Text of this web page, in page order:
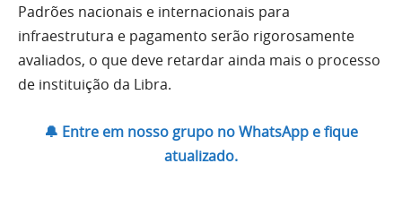
Padrões nacionais e internacionais para
infraestrutura e pagamento serão rigorosamente
avaliados, o que deve retardar ainda mais o processo
de instituição da Libra.
🔔 Entre em nosso grupo no WhatsApp e fique
atualizado.